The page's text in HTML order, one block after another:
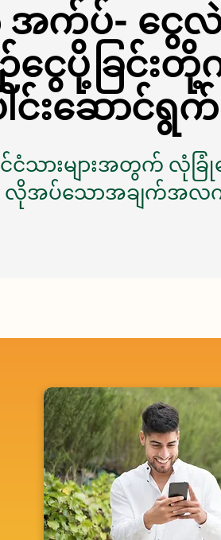
အက်ပ်- ငွေ
ဉ်ငွေပို့ခြင်
ါင်းဆောင်ရွက်
င်ငံသားများအတွက် လုံ
ပ်သောအချက်အလက်